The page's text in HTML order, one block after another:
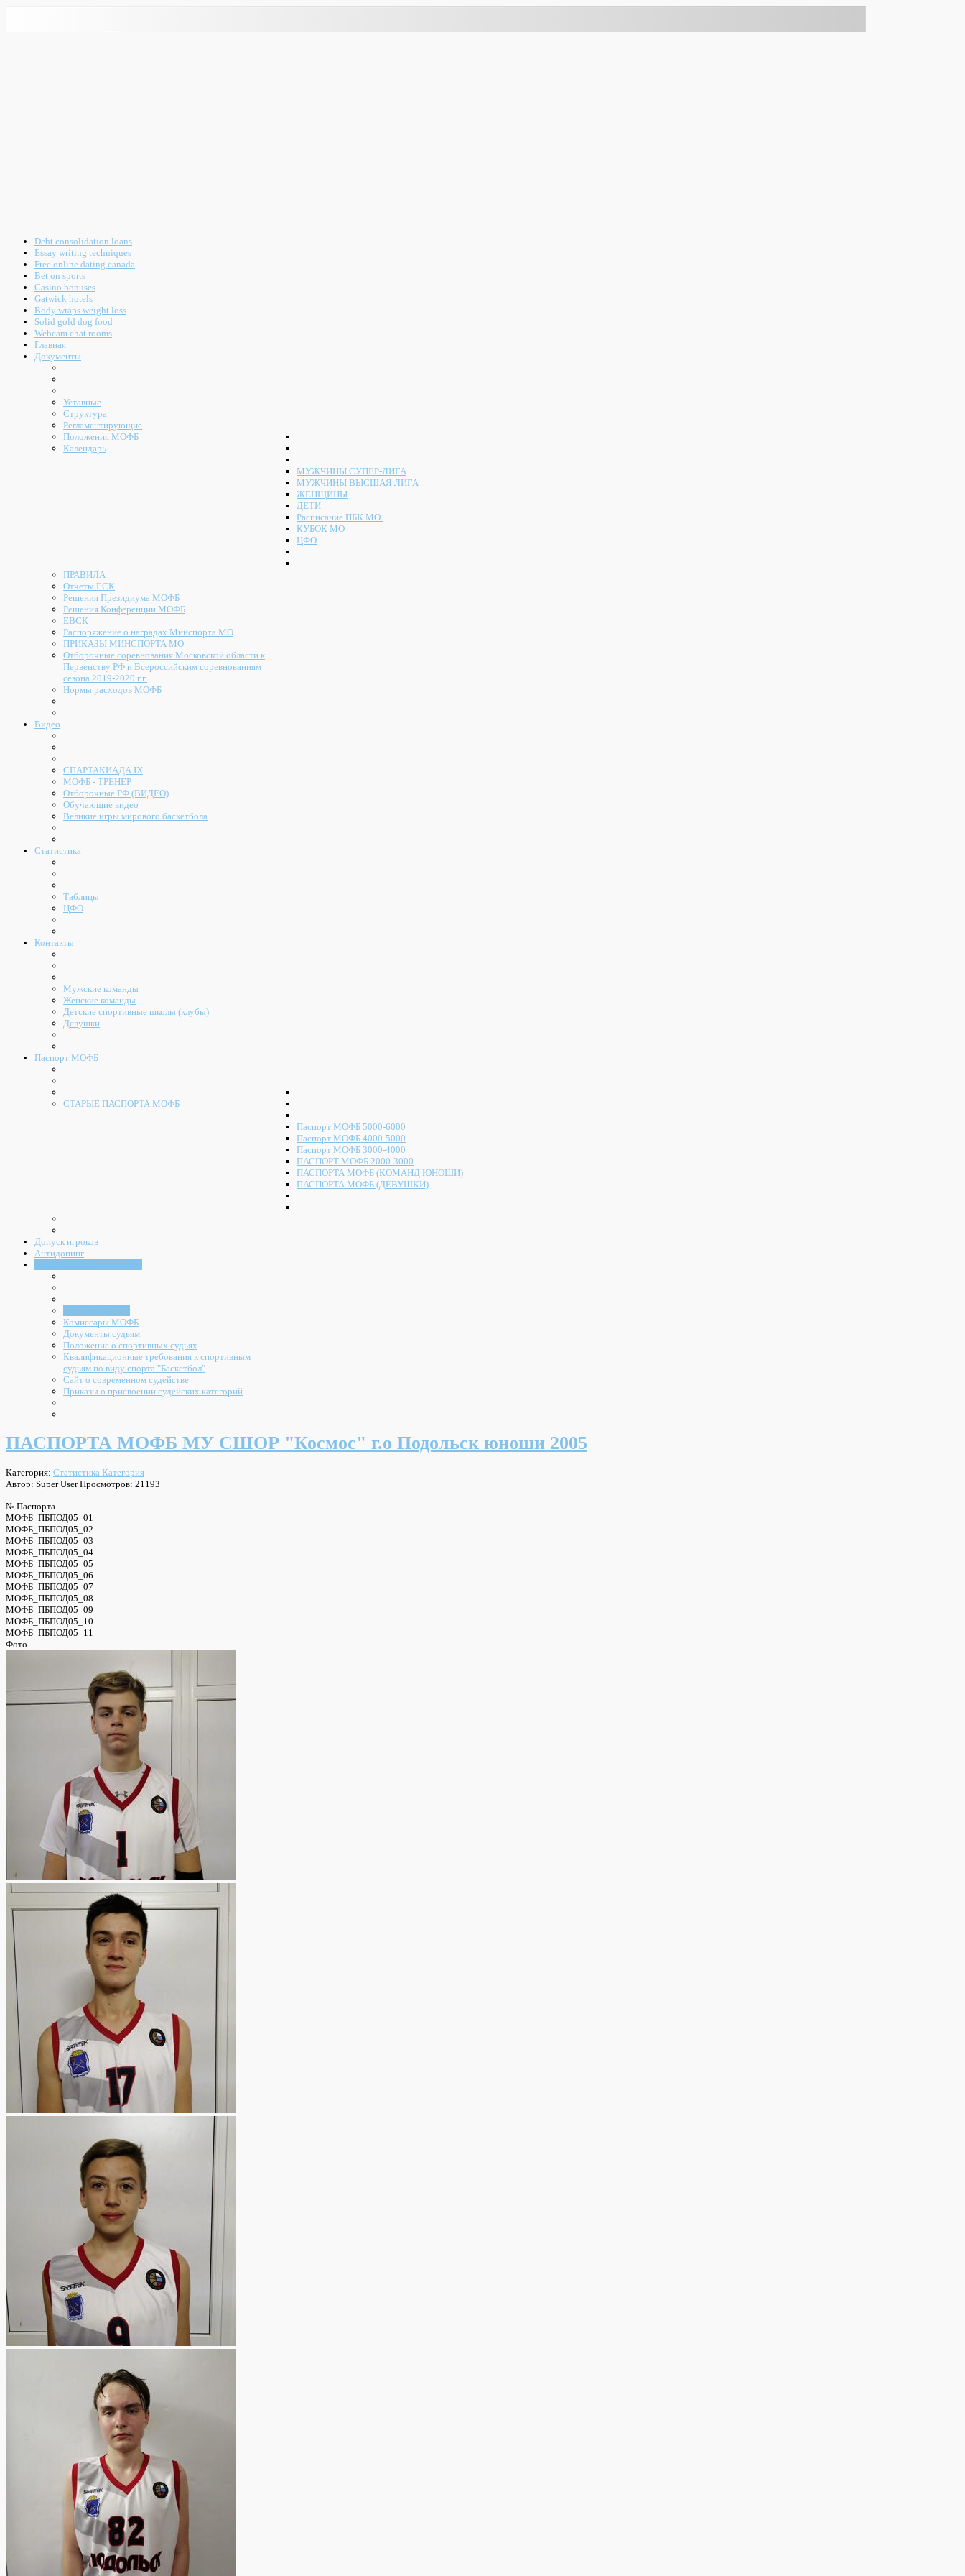
Debt consolidation loans
Essay writing techniques
Free online dating canada
Bet on sports
Casino bonuses
Gatwick hotels
Body wraps weight loss
Solid gold dog food
Webcam chat rooms
Главная
Документы
Уставные
Структура
Регламентирующие
Положения МОФБ
Календарь
МУЖЧИНЫ СУПЕР-ЛИГА
МУЖЧИНЫ ВЫСШАЯ ЛИГА
ЖЕНЩИНЫ
ДЕТИ
Расписание ПБК МО.
КУБОК МО
ЦФО
ПРАВИЛА
Отчеты ГСК
Решения Президиума МОФБ
Решения Конференции МОФБ
ЕВСК
Распоряжение о наградах Минспорта МО
ПРИКАЗЫ МИНСПОРТА МО
Отборочные соревнования Московской области к
Первенству РФ и Всероссийским соревнованиям
сезона 2019-2020 г.г.
Нормы расходов МОФБ
Видео
СПАРТАКИАДА IX
МОФБ - ТРЕНЕР
Отборочные РФ (ВИДЕО)
Обучающие видео
Великие игры мирового баскетбола
Статистика
Таблицы
ЦФО
Контакты
Мужские команды
Женские команды
Детские спортивные школы (клубы)
Девушки
Паспорт МОФБ
СТАРЫЕ ПАСПОРТА МОФБ
Паспорт МОФБ 5000-6000
Паспорт МОФБ 4000-5000
Паспорт МОФБ 3000-4000
ПАСПОРТ МОФБ 2000-3000
ПАСПОРТА МОФБ (КОМАНД ЮНОШИ)
ПАСПОРТА МОФБ (ДЕВУШКИ)
Допуск игроков
Антидопинг
Комиссары МОФБ
Документы судьям
Положение о спортивных судьях
Квалификационные требования к спортивным
судьям по виду спорта "Баскетбол"
Сайт о современном судействе
Приказы о присвоении судейских категорий
ПАСПОРТА МОФБ МУ СШОР "Космос" г.о Подольск юноши 2005
Категория: Статистика Категория
Автор: Super UserПросмотров: 21193
№ Паспорта
МОФБ_ПБПОД05_01
МОФБ_ПБПОД05_02
МОФБ_ПБПОД05_03
МОФБ_ПБПОД05_04
МОФБ_ПБПОД05_05
МОФБ_ПБПОД05_06
МОФБ_ПБПОД05_07
МОФБ_ПБПОД05_08
МОФБ_ПБПОД05_09
МОФБ_ПБПОД05_10
МОФБ_ПБПОД05_11
Фото